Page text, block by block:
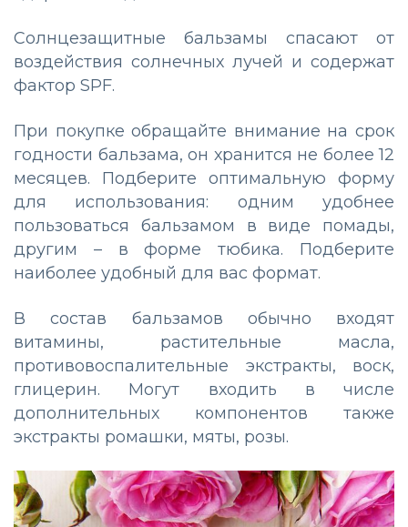
Солнцезащитные бальзамы спасают от
воздействия солнечных лучей и содержат
фактор SPF.
При покупке обращайте внимание на срок
годности бальзама, он хранится не более 12
месяцев. Подберите оптимальную форму
для использования: одним удобнее
пользоваться бальзамом в виде помады,
другим – в форме тюбика. Подберите
наиболее удобный для вас формат.
В состав бальзамов обычно входят
витамины, растительные масла,
противовоспалительные экстракты, воск,
глицерин. Могут входить в числе
дополнительных компонентов также
экстракты ромашки, мяты, розы.